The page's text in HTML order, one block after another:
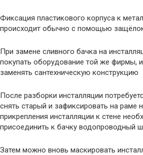
Фиксация пластикового корпуса к
происходит обычно с помощью
При замене сливного бачка на
покупать оборудование той же фирмы,
заменять сантехническую конструкцию
После разборки инсталляции
снять старый и зафиксировать на раме
прикрепления инсталляции к стене
присоединить к бачку водопроводный
Затем можно вновь маскировать